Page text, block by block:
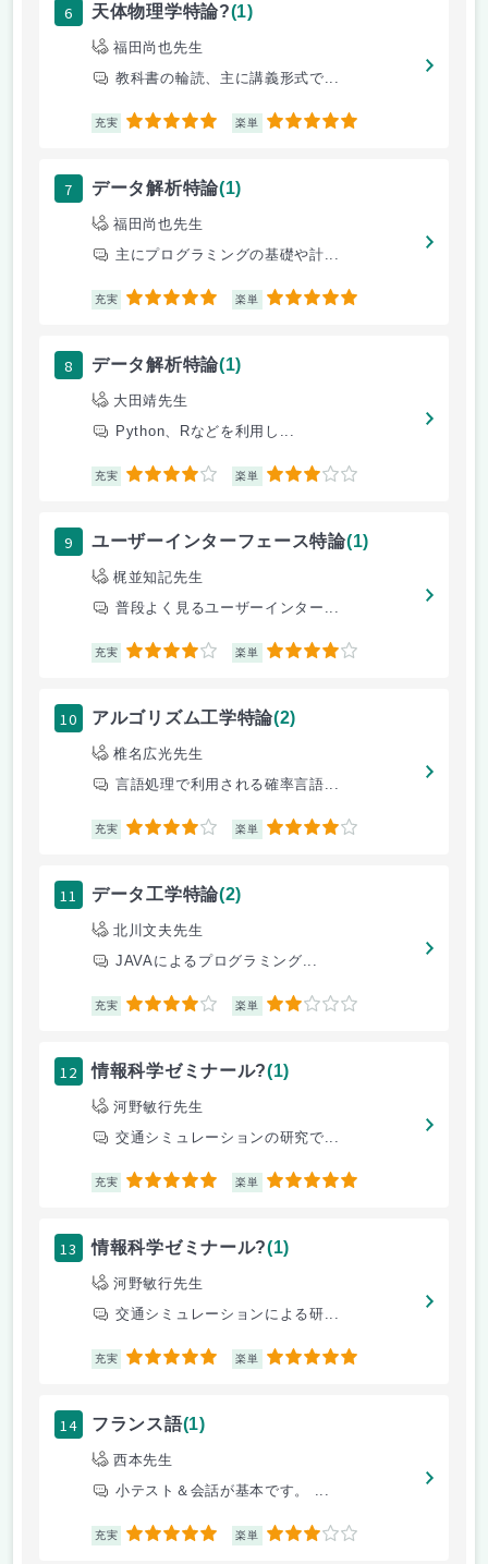
6 天体物理学特論?(1)
福田尚也先生
教科書の輪読、主に講義形式で...
充実 5 楽単 5
7 データ解析特論(1)
福田尚也先生
主にプログラミングの基礎や計...
充実 5 楽単 5
8 データ解析特論(1)
大田靖先生
Python、Rなどを利用し...
充実 4 楽単 3
9 ユーザーインターフェース特論(1)
梶並知記先生
普段よく見るユーザーインター...
充実 4 楽単 4
10 アルゴリズム工学特論(2)
椎名広光先生
言語処理で利用される確率言語...
充実 4 楽単 4
11 データ工学特論(2)
北川文夫先生
JAVAによるプログラミング...
充実 4 楽単 2
12 情報科学ゼミナール?(1)
河野敏行先生
交通シミュレーションの研究で...
充実 5 楽単 5
13 情報科学ゼミナール?(1)
河野敏行先生
交通シミュレーションによる研...
充実 5 楽単 5
14 フランス語(1)
西本先生
小テスト＆会話が基本です。 ...
充実 5 楽単 3